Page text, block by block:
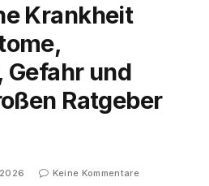
Krankheit
und
Ratgeber
Keine Kommentare